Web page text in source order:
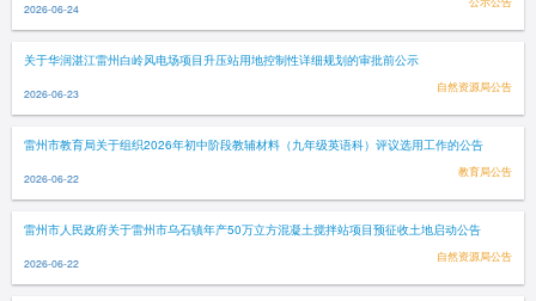
2026-06-24
关于华润湛江雷州白岭风电场项目升压站用地控制性详细规划的审批前公示
2026-06-23 自然资源局公告
雷州市教育局关于组织2026年初中阶段教辅材料（九年级英语科）评议选用工作的公告
2026-06-22 教育局公告
雷州市人民政府关于雷州市乌石镇年产50万立方混凝土搅拌站项目预征收土地启动公告
2026-06-22 自然资源局公告